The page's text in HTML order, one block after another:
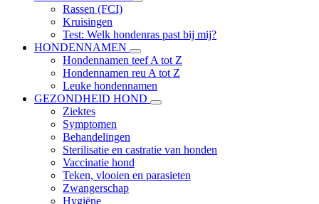
Rassen (FCI)
Kruisingen
Test: Welk hondenras past bij mij?
HONDENNAMEN
Hondennamen teef A tot Z
Hondennamen reu A tot Z
Leuke hondennamen
GEZONDHEID HOND
Ziektes
Symptomen
Behandelingen
Sterilisatie en castratie van honden
Vaccinatie hond
Teken, vlooien en parasieten
Zwangerschap
Hygiëne